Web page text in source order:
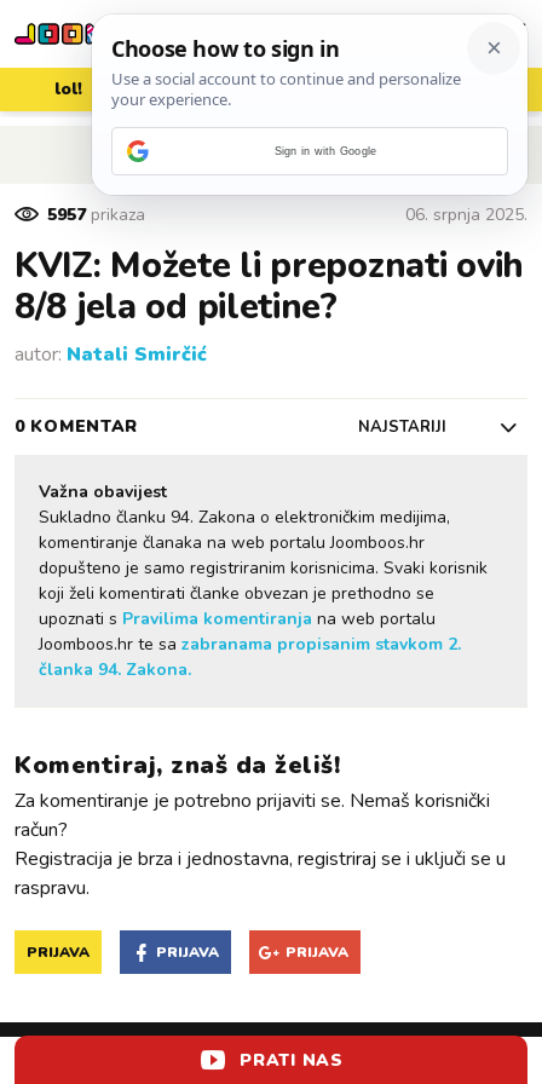
lol! aww vrh! woot?!
POVRATAK NA ČLANAK
5957prikaza 06. srpnja 2025.
KVIZ: Možete li prepoznati ovih
8/8 jela od piletine?
autor: Natali Smirčić
0 KOMENTAR NAJSTARIJI
Važna obavijest
Sukladno članku 94. Zakona o elektroničkim medijima,
komentiranje članaka na web portalu Joomboos.hr
dopušteno je samo registriranim korisnicima. Svaki korisnik
koji želi komentirati članke obvezan je prethodno se
upoznati s Pravilima komentiranja na web portalu
Joomboos.hr te sa zabranama propisanim stavkom 2.
članka 94. Zakona.
Komentiraj, znaš da želiš!
Za komentiranje je potrebno prijaviti se. Nemaš korisnički
račun?
Registracija je brza i jednostavna, registriraj se i uključi se u
raspravu.
PRIJAVA PRIJAVA PRIJAVA
PRATI NAS
Sign in with Google